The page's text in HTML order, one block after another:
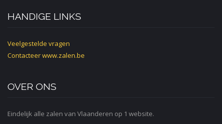
HANDIGE LINKS
Veelgestelde vragen
Contacteerwww.zalen.be
OVER ONS
Eindelijk alle zalen van Vlaanderen op 1 website.